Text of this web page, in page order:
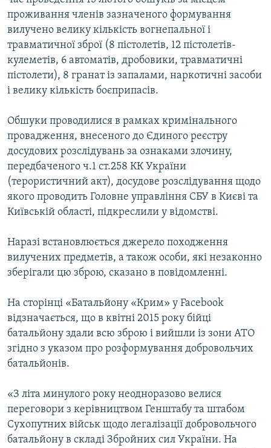
проживання членів зазначеного формування
вилучено велику кількість вогнепальної і
травматичної зброї (8 пістолетів, 12 пістолетів-
кулеметів, 6 автоматів, дробовики, травматичні
пістолети), 8 гранат із запалами, наркотичні засоби
і велику кількість боєприпасів.
Обшуки проводилися в рамках кримінального
провадження, внесеного до Єдиного реєстру
досудових розслідувань за ознаками злочину,
передбаченого ч.1 ст.258 КК України
(терористичний акт), досудове розслідування щодо
якого проводить Головне управління СБУ в Києві та
Київській області, підкреслили у відомстві.
Наразі встановлюється джерело походження
вилучених предметів, а також особи, які незаконно
зберігали цю зброю, сказано в повідомленні.
На сторінці «Батальйону «Крим» у Facebook
відзначається, що в квітні 2015 року бійці
батальйону здали всю зброю і вийшли із зони АТО
згідно з указом про розформування добровольчих
батальйонів.
«З літа минулого року неодноразово велися
переговори з керівництвом Генштабу та штабом
Сухопутних військ щодо легалізації добровольчого
батальйону в складі Збройних сил України. На